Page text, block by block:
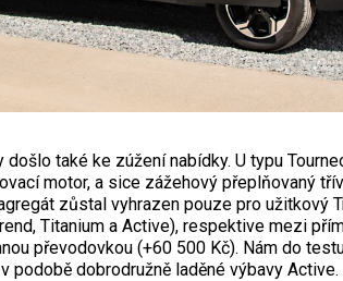
došlo také ke zúžení nabídky. U typu
motor, a sice zážehový přeplňovaný
zůstal vyhrazen pouze pro užitkový
Titanium a Active), respektive mezi
převodovkou (+60 500 Kč). Nám do
podobě dobrodružně laděné výbavy Active.